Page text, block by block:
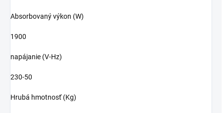
Absorbovaný výkon (W)
1900
napájanie (V-Hz)
230-50
Hrubá hmotnosť (Kg)